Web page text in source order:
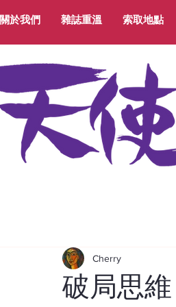
關於我們 雜誌重溫 索取地點
破局思
Cherry